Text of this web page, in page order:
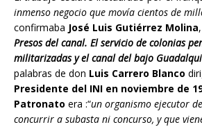
inmenso negocio que movía cientos de
confirmaba José Luis Gutiérrez Molina
Presos del canal. El servicio de colonias
militarizadas y el canal del bajo
palabras de don Luis Carrero Blanco
Presidente del INI en noviembre de
Patronato era :“un organismo ejecutor
concurrir a subasta ni concurso, y que